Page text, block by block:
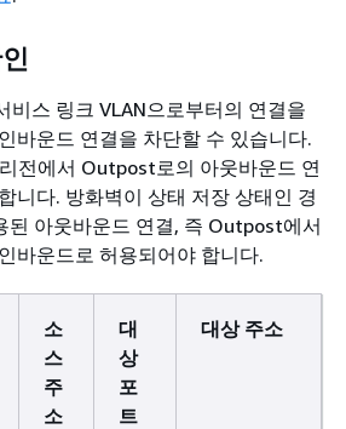
비스 링크 VLAN으로부터의 연결을
바운드 연결을 차단할 수 있습니다.
전에서 Outpost로의 아웃바운드 연
니다. 방화벽이 상태 저장 상태인 경
아웃바운드 연결, 즉 Outpost에서
바운드로 허용되어야 합니다.
소
스
주
소
대
상
포
트
대상 주소